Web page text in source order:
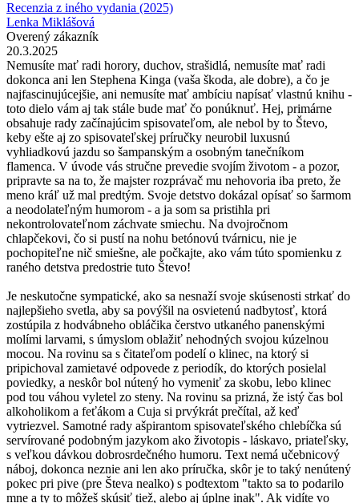
Recenzia z iného vydania (2025)
Lenka Miklášová
Overený zákazník
20.3.2025
Nemusíte mať radi horory, duchov, strašidlá, nemusíte mať radi
dokonca ani len Stephena Kinga (vaša škoda, ale dobre), a čo je
najfascinujúcejšie, ani nemusíte mať ambíciu napísať vlastnú knihu -
toto dielo vám aj tak stále bude mať čo ponúknuť. Hej, primárne
obsahuje rady začínajúcim spisovateľom, ale nebol by to Števo,
keby ešte aj zo spisovateľskej príručky neurobil luxusnú
vyhliadkovú jazdu so šampanským a osobným tanečníkom
flamenca. V úvode vás stručne prevedie svojím životom - a pozor,
pripravte sa na to, že majster rozprávač mu nehovoria iba preto, že
meno kráľ už mal predtým. Svoje detstvo dokázal opísať so šarmom
a neodolateľným humorom - a ja som sa pristihla pri
nekontrolovateľnom záchvate smiechu. Na dvojročnom
chlapčekovi, čo si pustí na nohu betónovú tvárnicu, nie je
pochopiteľne nič smiešne, ale počkajte, ako vám túto spomienku z
raného detstva predostrie tuto Števo!
Je neskutočne sympatické, ako sa nesnaží svoje skúsenosti strkať do
najlepšieho svetla, aby sa povýšil na osvietenú nadbytosť, ktorá
zostúpila z hodvábneho obláčika čerstvo utkaného panenskými
molími larvami, s úmyslom oblažiť nehodných svojou kúzelnou
mocou. Na rovinu sa s čitateľom podelí o klinec, na ktorý si
pripichoval zamietavé odpovede z periodík, do ktorých posielal
poviedky, a neskôr bol nútený ho vymeniť za skobu, lebo klinec
pod tou váhou vyletel zo steny. Na rovinu sa prizná, že istý čas bol
alkoholikom a feťákom a Cuja si prvýkrát prečítal, až keď
vytriezvel. Samotné rady ašpirantom spisovateľského chlebíčka sú
servírované podobným jazykom ako životopis - láskavo, priateľsky,
s veľkou dávkou dobrosrdečného humoru. Text nemá učebnicový
náboj, dokonca neznie ani len ako príručka, skôr je to taký nenútený
pokec pri pive (pre Števa nealko) s podtextom "takto sa to podarilo
mne a ty to môžeš skúsiť tiež, alebo aj úplne inak". Ak vidíte vo